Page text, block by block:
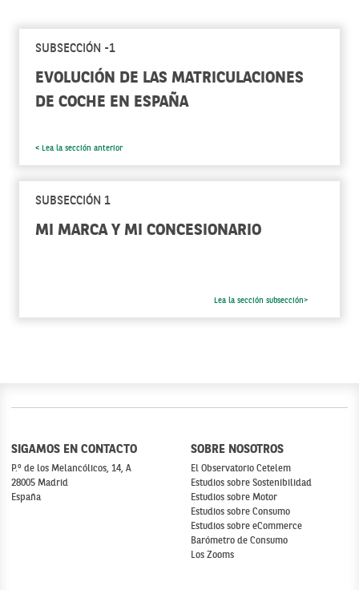
SUBSECCIÓN -1
EVOLUCIÓN DE LAS MATRICULACIONES
DE COCHE EN ESPAÑA
< Lea la sección anterior
SUBSECCIÓN 1
MI MARCA Y MI CONCESIONARIO
Lea la sección subsección>
SIGAMOS EN CONTACTO
P.º de los Melancólicos, 14, A
28005 Madrid
España
SOBRE NOSOTROS
El Observatorio Cetelem
Estudios sobre Sostenibilidad
Estudios sobre Motor
Estudios sobre Consumo
Estudios sobre eCommerce
Barómetro de Consumo
Los Zooms